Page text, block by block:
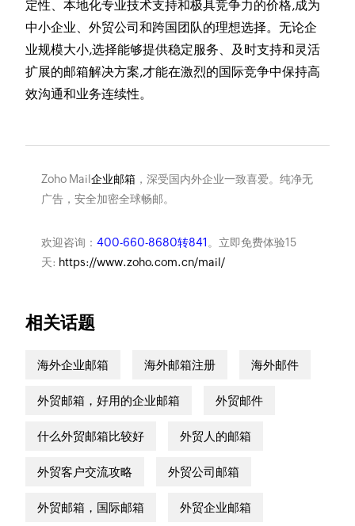
定性、本地化专业技术支持和极具竞争力的价格,成为
中小企业、外贸公司和跨国团队的理想选择。无论企
业规模大小,选择能够提供稳定服务、及时支持和灵活
扩展的邮箱解决方案,才能在激烈的国际竞争中保持高
效沟通和业务连续性。
Zoho Mail企业邮箱，深受国内外企业一致喜爱。纯净无
广告，安全加密全球畅邮。
欢迎咨询： 400-660-8680转841 。立即免费体验15
天: https://www.zoho.com.cn/mail/
相关话题
海外企业邮箱 海外邮箱注册 海外邮件
外贸邮箱，好用的企业邮箱 外贸邮件
什么外贸邮箱比较好 外贸人的邮箱
外贸客户交流攻略 外贸公司邮箱
外贸邮箱，国际邮箱 外贸企业邮箱